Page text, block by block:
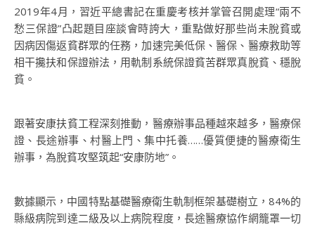
2019年4月，習近平總書記在重慶考核并掌管召開處理“兩不
愁三保證”凸起題目座談會時誇大，重點做好那些尚未脫貧或
因病因傷返貧群眾的任務，加速完美低保、醫保、醫療救助等
相干攙扶和保證辦法，用軌制系統保證貧苦群眾真脫貧、穩脫
貧。
跟著安康扶貧工程深刻推動，醫療辦事品種越來越多，醫療保
證、長途辦事、村醫上門、集中托養……優質便捷的醫療衛生
辦事，為脫貧攻堅筑起“安康防地”。
數據顯示，中國特點基礎醫療衛生軌制框架基礎樹立，84%的
縣級病院到達二級及以上病院程度，長途醫療協作網籠罩一切